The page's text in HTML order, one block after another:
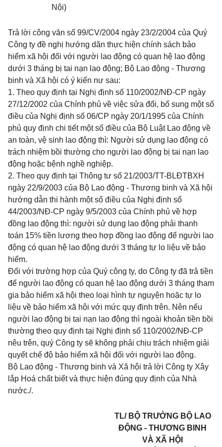
Nội)
Trả lời công văn số 99/CV/2004 ngày 23/2/2004 của Quý
Công ty đề nghị hướng dãn thực hiện chính sách bảo
hiểm xã hội đối với người lao động có quan hệ lao động
dưới 3 tháng bị tai nạn lao động; Bộ Lao động - Thương
binh và Xã hội có ý kiến nư sau:
1. Theo quy định tại Nghị định số 110/2002/NĐ-CP ngày
27/12/2002 của Chính phủ về việc sửa đổi, bổ sung một số
điều của Nghị định số 06/CP ngày 20/1/1995 của Chính
phủ quy định chi tiết một số điều của Bộ Luật Lao động về
an toàn, vệ sinh lao động thì: Người sử dụng lao động có
trách nhiệm bồi thường cho người lao động bị tai nạn lao
động hoặc bệnh nghề nghiệp.
2. Theo quy định tại Thông tư số 21/2003/TT-BLĐTBXH
ngày 22/9/2003 của Bộ Lao động - Thương binh và Xã hội
hướng dẫn thi hành một số điều của Nghị định số
44/2003/NĐ-CP ngày 9/5/2003 của Chính phủ về hợp
đồng lao động thì: người sử dụng lao động phải thanh
toán 15% tiền lương theo hợp đồng lao động để người lao
động có quan hệ lao động dưới 3 tháng tự lo liệu về bảo
hiểm.
Đối với trường hợp của Quý công ty, do Công ty đã trả tiền
để người lao động có quan hệ lao động dưới 3 tháng tham
gia bảo hiểm xã hội theo loại hình tự nguyện hoặc tự lo
liệu về bảo hiểm xã hội với mức quy định trên. Nên nếu
người lao động bị tai nạn lao động thì ngoài khoản tiền bồi
thường theo quy định tại Nghị định số 110/2002/NĐ-CP
nêu trên, quý Công ty sẽ không phải chịu trách nhiệm giải
quyết chế độ bảo hiểm xã hội đối với người lao động.
Bộ Lao động - Thương binh và Xã hội trả lời Công ty Xây
lắp Hoá chất biết và thực hiện đúng quy định của Nhà
nước./.
TL/ BỘ TRƯỞNG BỘ LAO
ĐỘNG - THƯƠNG BINH
VÀ XÃ HỘI